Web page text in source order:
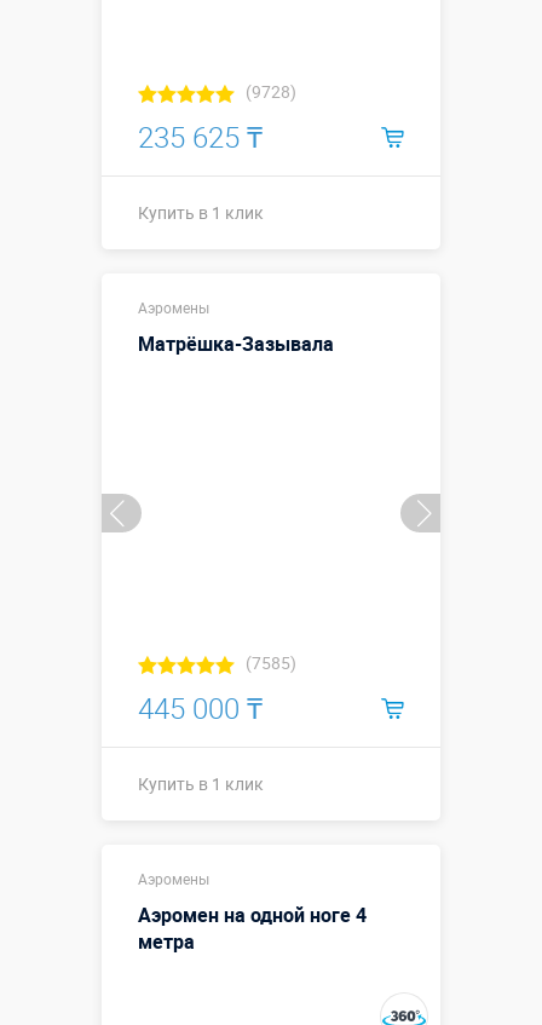
(9728)
235 625 ₸
Купить в 1 клик
Высота, метры:
Больше деталей →
Аэромены
Матрёшка-Зазывала
(7585)
445 000 ₸
Купить в 1 клик
Больше деталей →
Аэромены
Аэромен на одной ноге 4
метра